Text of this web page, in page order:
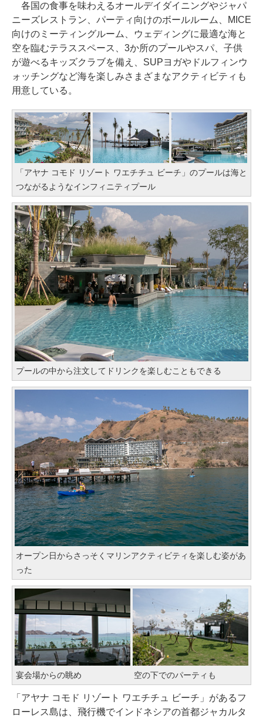
各国の食事を味わえるオールデイダイニングやジャパ
ニーズレストラン、パーティ向けのボールルーム、MICE
向けのミーティングルーム、ウェディングに最適な海と
空を臨むテラススペース、3か所のプールやスパ、子供
が遊べるキッズクラブを備え、SUPヨガやドルフィンウ
ォッチングなど海を楽しみさまざまなアクティビティも
用意している。
「アヤナ コモド リゾート ワエチチュ ビーチ」のプールは海と
つながるようなインフィニティプール
プールの中から注文してドリンクを楽しむこともできる
オープン日からさっそくマリンアクティビティを楽しむ姿があ
った
宴会場からの眺め 空の下でのパーティも
「アヤナ コモド リゾート ワエチチュ ビーチ」があるフ
ローレス島は、飛行機でインドネシアの首都ジャカルタ